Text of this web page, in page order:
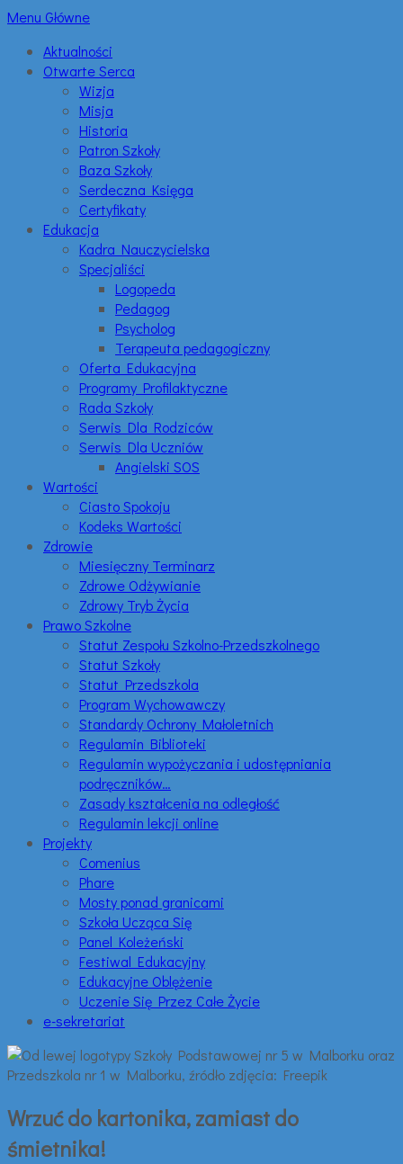
Menu Główne
Aktualności
Otwarte Serca
Wizja
Misja
Historia
Patron Szkoły
Baza Szkoły
Serdeczna Księga
Certyfikaty
Edukacja
Kadra Nauczycielska
Specjaliści
Logopeda
Pedagog
Psycholog
Terapeuta pedagogiczny
Oferta Edukacyjna
Programy Profilaktyczne
Rada Szkoły
Serwis Dla Rodziców
Serwis Dla Uczniów
Angielski SOS
Wartości
Ciasto Spokoju
Kodeks Wartości
Zdrowie
Miesięczny Terminarz
Zdrowe Odżywianie
Zdrowy Tryb Życia
Prawo Szkolne
Statut Zespołu Szkolno-Przedszkolnego
Statut Szkoły
Statut Przedszkola
Program Wychowawczy
Standardy Ochrony Małoletnich
Regulamin Biblioteki
Regulamin wypożyczania i udostępniania
podręczników…
Zasady kształcenia na odległość
Regulamin lekcji online
Projekty
Comenius
Phare
Mosty ponad granicami
Szkoła Ucząca Się
Panel Koleżeński
Festiwal Edukacyjny
Edukacyjne Oblężenie
Uczenie Się Przez Całe Życie
e-sekretariat
Wrzuć do kartonika, zamiast do
śmietnika!